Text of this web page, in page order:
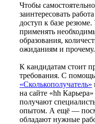
Чтобы
заинтересовать
доступ к базе
применять
образования,
ожиданиям и прочему.
К кандидатам стоит
требования. С
«Сколькополучатель»
на сайте «hh
получают
опытом. А ещё —
обладают нужные